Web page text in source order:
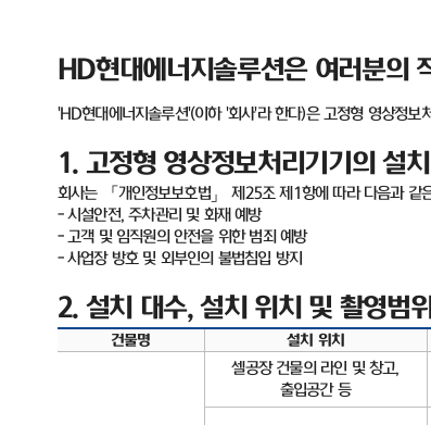
HD현대에너지솔루션은 여러분의
'HD현대에너지솔루션'(이하'회사'라 한다)은 고정형 영상정보
1. 고정형 영상정보처리기기의 설
회사는 「개인정보보호법」 제 25조 제 1항에 따라 다음과 같
-시설안전,주차관리 및 화재 예방
-고객 및 임직원의 안전을 위한 범죄 예방
-사업장 방호 및 외부인의 불법침입 방지
2. 설치 대수,설치 위치 및 촬영범위
건물명 설치 위치
셀공장 건물의 라인 및 창고,
출입공간 등